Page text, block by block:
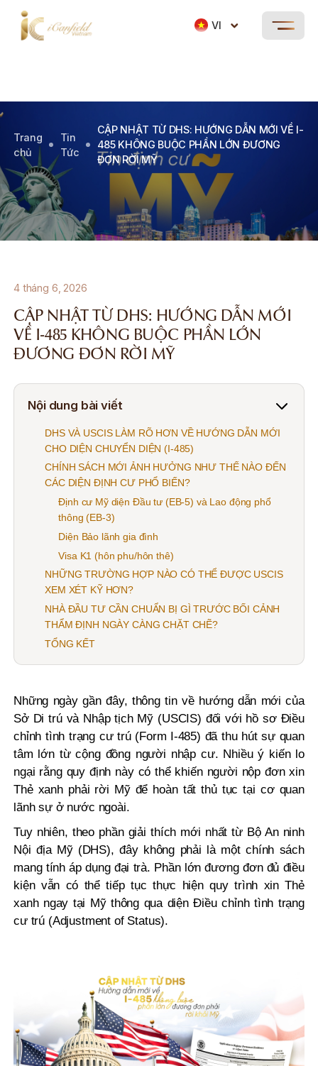
VI
Trang
chủ
Tin
Tức
CẬP NHẬT TỪ DHS: HƯỚNG DẪN MỚI VỀ I-
485 KHÔNG BUỘC PHẦN LỚN ĐƯƠNG
ĐƠN RỜI MỸ
4 tháng 6, 2026
CẬP NHẬT TỪ DHS: HƯỚNG DẪN MỚI
VỀ I-485 KHÔNG BUỘC PHẦN LỚN
ĐƯƠNG ĐƠN RỜI MỸ
Nội dung bài viết
DHS VÀ USCIS LÀM RÕ HƠN VỀ HƯỚNG DẪN MỚI
CHO DIỆN CHUYỂN DIỆN (I-485)
CHÍNH SÁCH MỚI ẢNH HƯỞNG NHƯ THẾ NÀO ĐẾN
CÁC DIỆN ĐỊNH CƯ PHỔ BIẾN?
Định cư Mỹ diện Đầu tư (EB-5) và Lao động phổ
thông (EB-3)
Diện Bảo lãnh gia đình
Visa K1 (hôn phu/hôn thê)
NHỮNG TRƯỜNG HỢP NÀO CÓ THỂ ĐƯỢC USCIS
XEM XÉT KỸ HƠN?
NHÀ ĐẦU TƯ CẦN CHUẨN BỊ GÌ TRƯỚC BỐI CẢNH
THẨM ĐỊNH NGÀY CÀNG CHẶT CHẼ?
TỔNG KẾT
Những ngày gần đây, thông tin về hướng dẫn mới của
Sở Di trú và Nhập tịch Mỹ (USCIS) đối với hồ sơ Điều
chỉnh tình trạng cư trú (Form I-485) đã thu hút sự quan
tâm lớn từ cộng đồng người nhập cư. Nhiều ý kiến lo
ngại rằng quy định này có thể khiến người nộp đơn xin
Thẻ xanh phải rời Mỹ để hoàn tất thủ tục tại cơ quan
lãnh sự ở nước ngoài.
Tuy nhiên, theo phần giải thích mới nhất từ Bộ An ninh
Nội địa Mỹ (DHS), đây không phải là một chính sách
mang tính áp dụng đại trà. Phần lớn đương đơn đủ điều
kiện vẫn có thể tiếp tục thực hiện quy trình xin Thẻ
xanh ngay tại Mỹ thông qua diện Điều chỉnh tình trạng
cư trú (Adjustment of Status).